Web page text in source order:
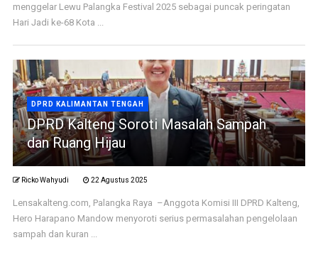
menggelar Lewu Palangka Festival 2025 sebagai puncak peringatan
Hari Jadi ke-68 Kota ...
DPRD KALIMANTAN TENGAH
DPRD Kalteng Soroti Masalah Sampah
dan Ruang Hijau
Ricko Wahyudi 22 Agustus 2025
Lensakalteng.com, Palangka Raya –Anggota Komisi III DPRD Kalteng,
Hero Harapano Mandow menyoroti serius permasalahan pengelolaan
sampah dan kuran ...